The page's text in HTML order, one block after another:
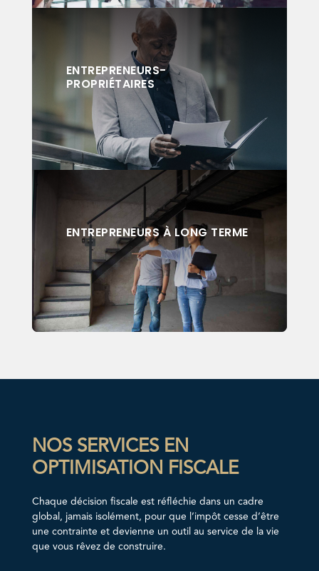
ENTREPRENEURS-
PROPRIÉTAIRES
ENTREPRENEURS À LONG TERME
NOS SERVICES EN
OPTIMISATION FISCALE
Chaque décision fiscale est réfléchie dans un cadre
global, jamais isolément, pour que l’impôt cesse d’être
une contrainte et devienne un outil au service de la vie
que vous rêvez de construire.